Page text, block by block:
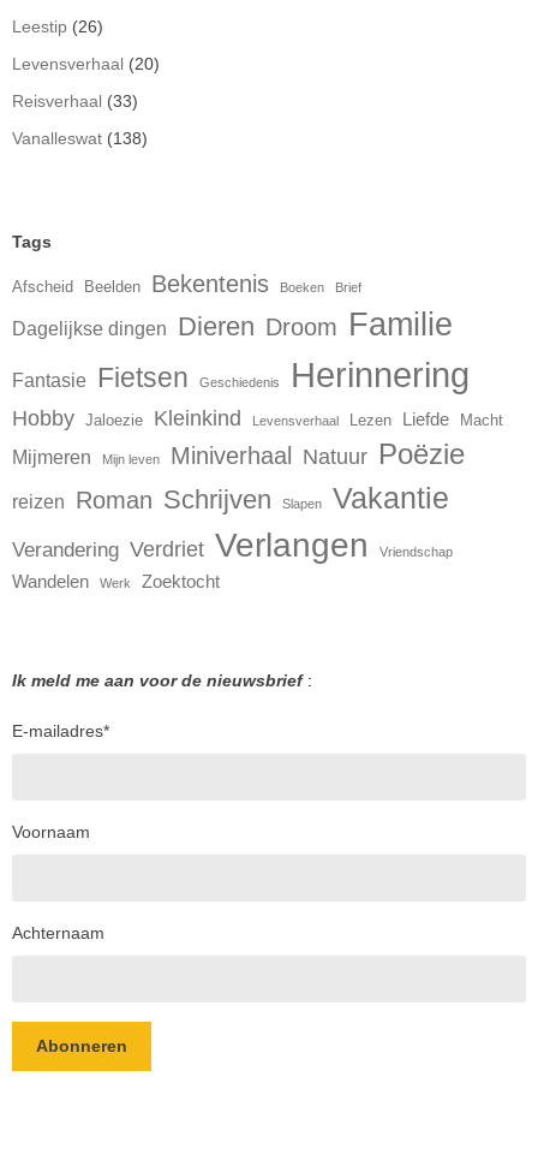
Leestip (26)
Levensverhaal (20)
Reisverhaal (33)
Vanalleswat (138)
Tags
Afscheid Beelden Bekentenis Boeken Brief
Dagelijkse dingen Dieren Droom Familie
Fantasie Fietsen Geschiedenis Herinnering
Hobby Jaloezie Kleinkind Levensverhaal Lezen Liefde Macht
Mijmeren Mijn leven Miniverhaal Natuur Poëzie
reizen Roman Schrijven Slapen Vakantie
Verandering Verdriet Verlangen Vriendschap
Wandelen Werk Zoektocht
Ik meld me aan voor de nieuwsbrief:
E-mailadres*
Voornaam
Achternaam
Abonneren